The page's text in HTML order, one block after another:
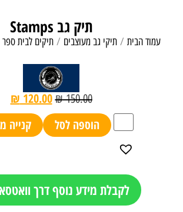
תיק גב Stamps
עמוד הבית / תיקי גב מעוצבים / תיקים לבית ספר
₪150.00
₪ 120.00
הוספה לסל
קנייה
לקבלת מידע נוסף דרך